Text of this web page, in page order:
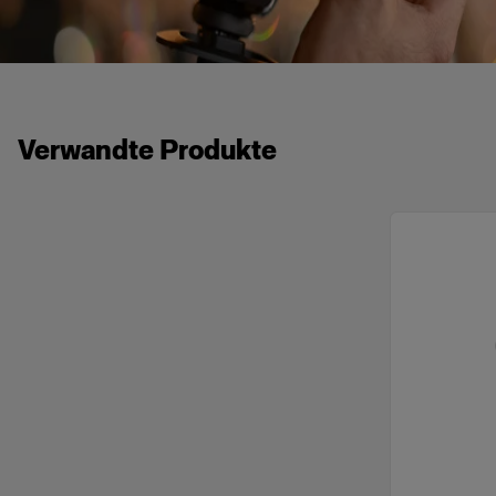
Verwandte Produkte